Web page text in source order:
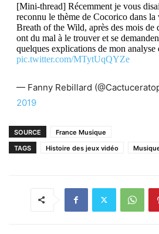
[Mini-thread] Récemment je vous
reconnu le thème de Cocorico dans
Breath of the Wild, après des mois de
ont du mal à le trouver et se
quelques explications de mon analyse
pic.twitter.com/MTytUqQYZe
— Fanny Rebillard
2019
SOURCE
France Musique
TAGS
Histoire des jeux vidéo